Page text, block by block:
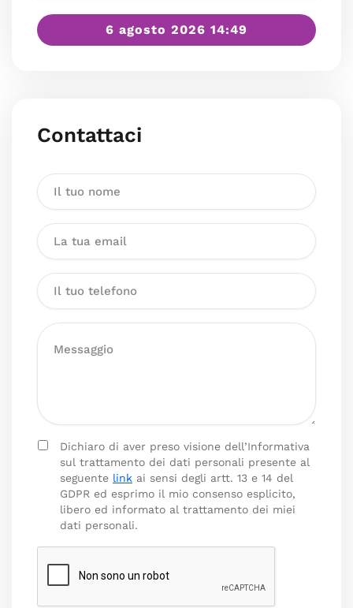
6 agosto 2026 14:49
Contattaci
Dichiaro di aver preso visione dell’Informativa
sul trattamento dei dati personali presente al
seguente link ai sensi degli artt. 13 e 14 del
GDPR ed esprimo il mio consenso esplicito,
libero ed informato al trattamento dei miei
dati personali.